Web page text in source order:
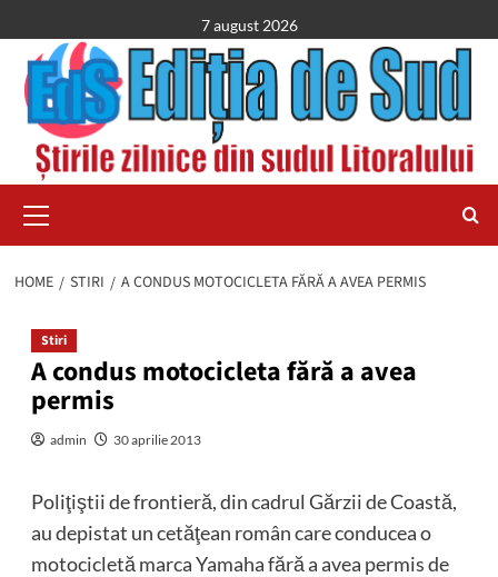
to
content
7 august 2026
Menu
HOME STIRI A CONDUS MOTOCICLETA FĂRĂ A AVEA PERMIS
Stiri
A condus motocicleta fără a avea
permis
admin 30 aprilie 2013
Poliţiştii de frontieră, din cadrul Gărzii de Coastă,
au depistat un cetăţean român care conducea o
motocicletă marca Yamaha fără a avea permis de